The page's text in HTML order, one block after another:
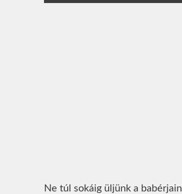
Ne túl sokáig üljünk a